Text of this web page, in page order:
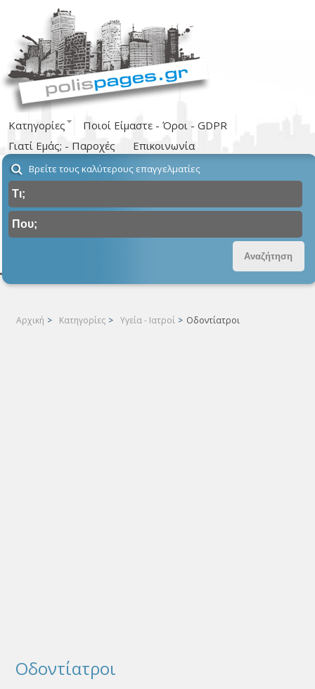
Κατηγορίες
Ποιοί Είμαστε - Όροι - GDPR
Γιατί Εμάς; - Παροχές
Επικοινωνία
Βρείτε τους καλύτερους επαγγελματίες
Αρχική > Κατηγορίες > Υγεία - Ιατροί > Οδοντίατροι
Οδοντίατροι